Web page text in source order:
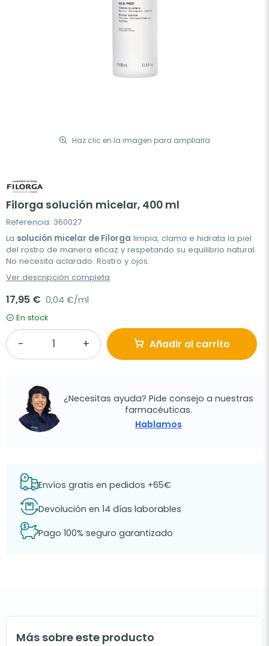
Haz clic en la imagen para ampliarla
Filorga solución micelar, 400 ml
Referencia: 360027
La solución micelar de Filorga limpia, clama e hidrata la piel
del rostro de manera eficaz y respetando su equilibrio natural.
No necesita aclarado. Rostro y ojos.
Ver descripción completa
17,95 € 0,04 €/ml
En stock
Añadir al carrito
¿Necesitas ayuda? Pide consejo a nuestras
farmacéuticas.
Hablamos
Envíos gratis en pedidos +65€
Devolución en 14 días laborables
Pago 100% seguro garantizado
Más sobre este producto